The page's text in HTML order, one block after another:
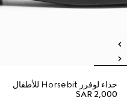
حذاء لوفرز Horsebit للأطفال
SAR 2,000